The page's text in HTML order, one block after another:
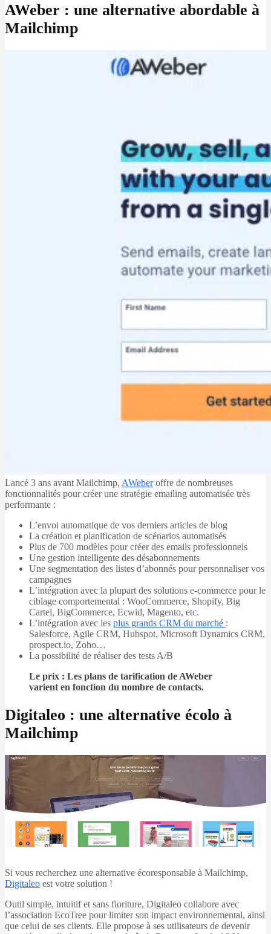
AWeber : une alternative abordable à
Mailchimp
Lancé 3 ans avant Mailchimp, AWeberoffre de nombreuses
fonctionnalités pour créer une stratégie emailing automatisée très
performante :
L’envoi automatique de vos derniers articles de blog
La création et planification de scénarios automatisés
Plus de 700 modèles pour créer des emails professionnels
Une gestion intelligente des désabonnements
Une segmentation des listes d’abonnés pour personnaliser vos
campagnes
L’intégration avec la plupart des solutions e-commerce pour le
ciblage comportemental : WooCommerce, Shopify, Big
Cartel, BigCommerce, Ecwid, Magento, etc.
L’intégration avec les plus grands CRM du marché :
Salesforce, Agile CRM, Hubspot, Microsoft Dynamics CRM,
prospect.io, Zoho…
La possibilité de réaliser des tests A/B
Le prix : Les plans de tarification de AWeber
varient en fonction du nombre de contacts.
Digitaleo : une alternative écolo à
Mailchimp
Si vous recherchez une alternative écoresponsable à Mailchimp,
Digitaleo est votre solution !
Outil simple, intuitif et sans fioriture, Digitaleo collabore avec
l’association EcoTree pour limiter son impact environnemental, ainsi
que celui de ses clients. Elle propose à ses utilisateurs de devenir